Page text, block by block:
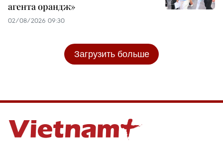
агента орандж»
02/08/2026 09:30
Загрузить больше